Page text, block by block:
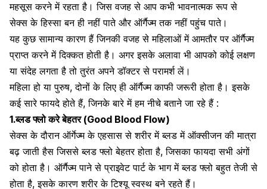
महसूस करने में रहता है। जिस वजह से आप कभी भावनात्मक रूप से
सेक्स के हिस्सा बन ही नहीं पाते और ऑर्गैज्म तक नहीं पहुंच पाते।
यह कुछ सामान्य कारण हैं जिनकी वजह से महिलाओं में आमतौर पर ऑर्गैज्म
प्राप्त करने में दिक्कत होती है । अगर इसके अलावा भी आपको कोई लक्षण
या संदेह लगता है तो तुरंत अपने डॉक्टर से परामर्श लें।
महिला हो या पुरुष, दोनों के लिए ही ऑर्गैज्म काफी जरूरी होता है। इसके
कई सारे फायदे होते हैं, जिनके बारे में हम नीचे बताने जा रहे हैं :
1.ब्लड फ्लो करे बेहतर (Good Blood Flow)
सेक्स के दौरान ऑर्गेज्म के एहसास से शरीर में ब्लड में ऑक्‍सीजन की मात्रा
बढ़ जाती हैस जिससे ब्लड फ्लो बेहतर होता है, जिसका फायदा सभी अंगों
को होता है। ऑर्गैज्‍म पाने से प्राइवेट पार्ट के भाग में ब्लड फ्लो बहुत तेजी से
होता है, इसके कारण शरीर के टिश्‍यू स्वस्थ बने रहते हैं।